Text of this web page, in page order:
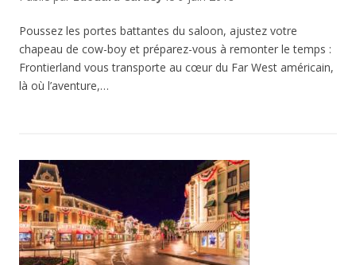
Poussez les portes battantes du saloon, ajustez votre
chapeau de cow-boy et préparez-vous à remonter le temps :
Frontierland vous transporte au cœur du Far West américain,
là où l’aventure,…